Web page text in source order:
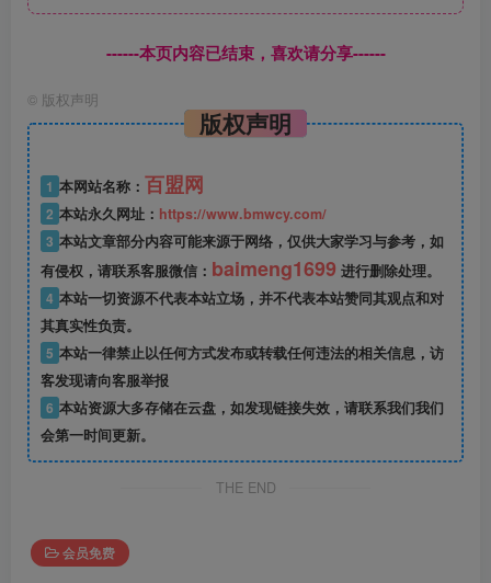
------本页内容已结束，喜欢请分享------
© 版权声明
版权声明
1 本网站名称： 百盟网
2 本站永久网址： https://www.bmwcy.com/
3 本站文章部分内容可能来源于网络，仅供大家学习与参考，如
有侵权，请联系客服微信： baimeng1699 进行删除处理。
4 本站一切资源不代表本站立场，并不代表本站赞同其观点和对
其真实性负责。
5 本站一律禁止以任何方式发布或转载任何违法的相关信息，访
客发现请向客服举报
6 本站资源大多存储在云盘，如发现链接失效，请联系我们我们
会第一时间更新。
THE END
会员免费